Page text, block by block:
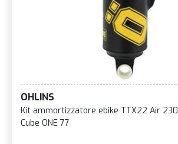
OHLINS
Kit ammortizzatore ebike TTX22 Air
Cube ONE 77